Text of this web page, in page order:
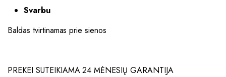
Svarbu
Baldas tvirtinamas prie sienos
PREKEI SUTEIKIAMA 24 MĖNESIŲ GARANTIJA